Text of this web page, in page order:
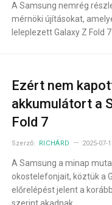
A Samsung nemrég
mérnöki újításokat,
leleplezett Galaxy Z Fold
Ezért nem
akkumulátort a
Fold 7
Szerző: RICHÁRD 2025-07-
A Samsung a minap
okostelefonjait, köztük a
előrelépést jelent a